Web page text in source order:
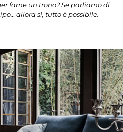
farne un trono? Se parliamo di
allora sì, tutto è possibile.